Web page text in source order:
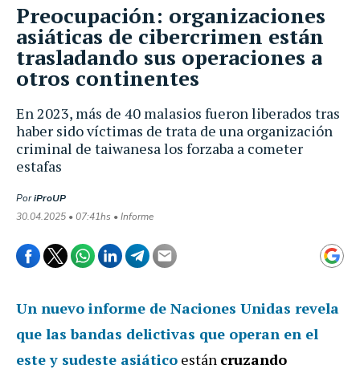
En 2023, más de 40 malasios fueron liberados tras
haber sido víctimas de trata de una organización
criminal de taiwanesa los forzaba a cometer
estafas
PoriProUP
30.04.2025 • 07:41hs • Informe
Preocupación: organizaciones
asiáticas de cibercrimen están
trasladando sus operaciones a
otros continentes
Un nuevo informe de Naciones Unidas revela
que las bandas delictivas que operan en el
este y sudeste asiático están cruzando